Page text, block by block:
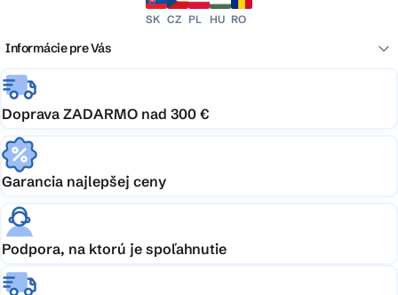
SK CZ PL HU RO
Informácie pre Vás
Doprava ZADARMO nad 300 €
Garancia najlepšej ceny
Podpora, na ktorú je spoľahnutie